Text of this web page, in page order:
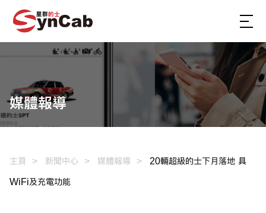
媒體報導
主頁 新聞中心 媒體報導 20輛超級的士下月落地 具
WiFi及充電功能